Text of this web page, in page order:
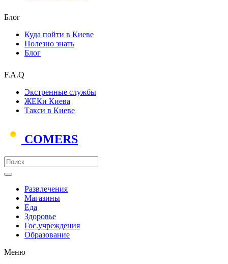
Блог
Куда пойти в Киеве
Полезно знать
Блог
F.A.Q
Экстренные службы
ЖЕКи Киева
Такси в Киеве
COMERS
Развлечения
Магазины
Еда
Здоровье
Гос.учреждения
Образование
Меню